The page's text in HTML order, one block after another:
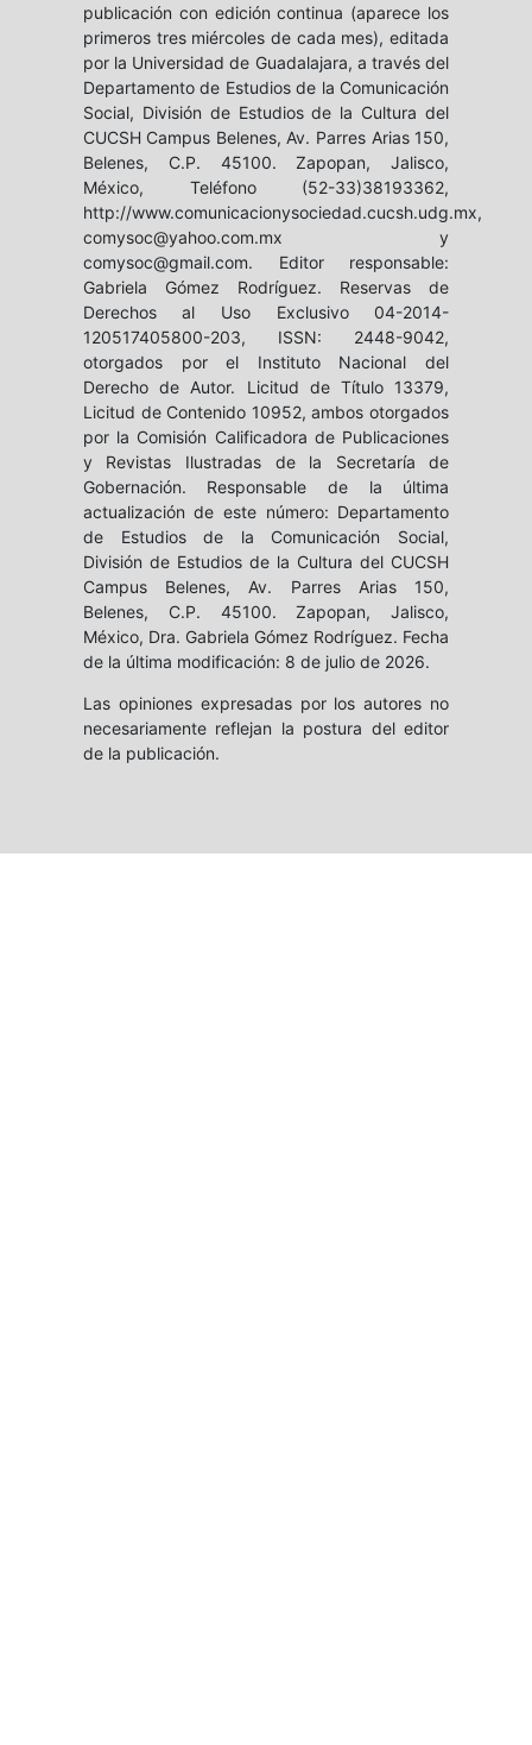
publicación con edición continua (aparece los
primeros tres miércoles de cada mes), editada
por la Universidad de Guadalajara, a través del
Departamento de Estudios de la Comunicación
Social, División de Estudios de la Cultura del
CUCSH Campus Belenes, Av. Parres Arias 150,
Belenes, C.P. 45100. Zapopan, Jalisco,
México, Teléfono (52-33)38193362,
http://www.comunicacionysociedad.cucsh.udg.mx,
comysoc@yahoo.com.mx y
comysoc@gmail.com. Editor responsable:
Gabriela Gómez Rodríguez. Reservas de
Derechos al Uso Exclusivo 04-2014-
120517405800-203, ISSN: 2448-9042,
otorgados por el Instituto Nacional del
Derecho de Autor. Licitud de Título 13379,
Licitud de Contenido 10952, ambos otorgados
por la Comisión Calificadora de Publicaciones
y Revistas Ilustradas de la Secretaría de
Gobernación. Responsable de la última
actualización de este número: Departamento
de Estudios de la Comunicación Social,
División de Estudios de la Cultura del CUCSH
Campus Belenes, Av. Parres Arias 150,
Belenes, C.P. 45100. Zapopan, Jalisco,
México, Dra. Gabriela Gómez Rodríguez. Fecha
de la última modificación: 8 de julio de 2026.
Las opiniones expresadas por los autores no
necesariamente reflejan la postura del editor
de la publicación.